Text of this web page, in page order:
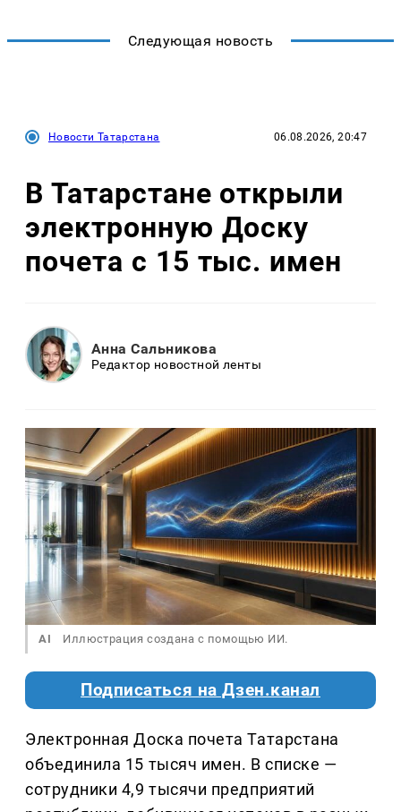
Следующая новость
Новости Татарстана 06.08.2026, 20:47
В Татарстане открыли
электронную Доску
почета с 15 тыс. имен
Анна Сальникова
Редактор новостной ленты
AI Иллюстрация создана с помощью ИИ.
Подписаться на Дзен.канал
Электронная Доска почета Татарстана
объединила 15 тысяч имен. В списке —
сотрудники 4,9 тысячи предприятий